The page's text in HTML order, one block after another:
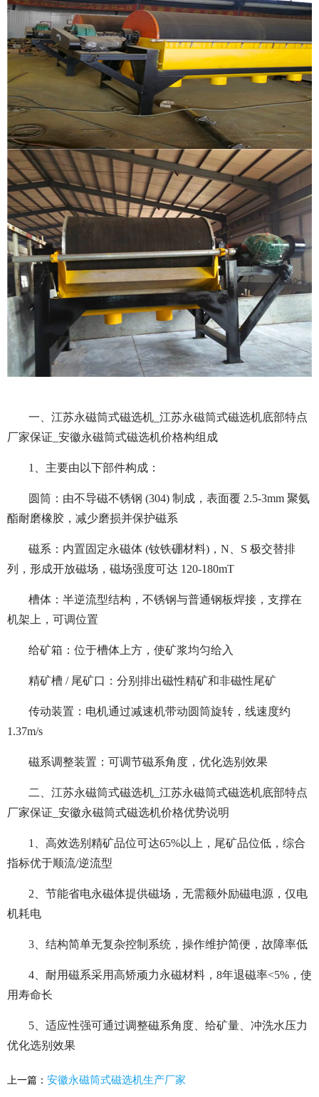
一、江苏永磁筒式磁选机_江苏永磁筒式磁选机底部特点
厂家保证_安徽永磁筒式磁选机价格构组成
1、主要由以下部件构成：
圆筒：由不导磁不锈钢 (304) 制成，表面覆 2.5-3mm 聚氨
酯耐磨橡胶，减少磨损并保护磁系
磁系：内置固定永磁体 (钕铁硼材料)，N、S 极交替排
列，形成开放磁场，磁场强度可达 120-180mT
槽体：半逆流型结构，不锈钢与普通钢板焊接，支撑在
机架上，可调位置
给矿箱：位于槽体上方，使矿浆均匀给入
精矿槽 / 尾矿口：分别排出磁性精矿和非磁性尾矿
传动装置：电机通过减速机带动圆筒旋转，线速度约
1.37m/s
磁系调整装置：可调节磁系角度，优化选别效果
二、江苏永磁筒式磁选机_江苏永磁筒式磁选机底部特点
厂家保证_安徽永磁筒式磁选机价格优势说明
1、高效选别精矿品位可达65%以上，尾矿品位低，综合
指标优于顺流/逆流型
2、节能省电永磁体提供磁场，无需额外励磁电源，仅电
机耗电
3、结构简单无复杂控制系统，操作维护简便，故障率低
4、耐用磁系采用高矫顽力永磁材料，8年退磁率<5%，使
用寿命长
5、适应性强可通过调整磁系角度、给矿量、冲洗水压力
优化选别效果
上一篇： 安徽永磁筒式磁选机生产厂家